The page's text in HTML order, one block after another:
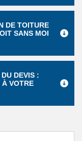
DE TOITURE
SANS MOI
DEVIS :
À VOTRE